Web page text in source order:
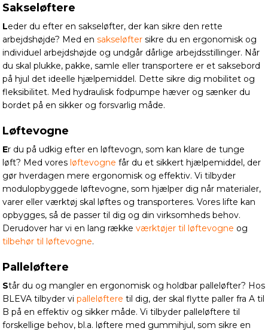
Sakseløftere
Leder du efter en sakseløfter, der kan sikre den rette
arbejdshøjde? Med ensakseløfter sikre du en ergonomisk og
individuel arbejdshøjde og undgår dårlige arbejdsstillinger. Når
du skal plukke, pakke, samle eller transportere er et saksebord
på hjul det ideelle hjælpemiddel. Dette sikre dig mobilitet og
fleksibilitet. Med hydraulisk fodpumpe hæver og sænker du
bordet på en sikker og forsvarlig måde.
Løftevogne
Er du på udkig efter en løftevogn, som kan klare de tunge
løft? Med voresløftevogne får du et sikkert hjælpemiddel, der
gør hverdagen mere ergonomisk og effektiv. Vi tilbyder
modulopbyggede løftevogne, som hjælper dig når materialer,
varer eller værktøj skal løftes og transporteres. Vores lifte kan
opbygges, så de passer til dig og din virksomheds behov.
Derudover har vi en lang rækkeværktøjer til løftevogne og
tilbehør til løftevogne.
Palleløftere
Står du og mangler en ergonomisk og holdbar palleløfter? Hos
BLEVA tilbyder vipalleløftere til dig, der skal flytte paller fra A til
B på en effektiv og sikker måde. Vi tilbyder palleløftere til
forskellige behov, bl.a. løftere med gummihjul, som sikre en